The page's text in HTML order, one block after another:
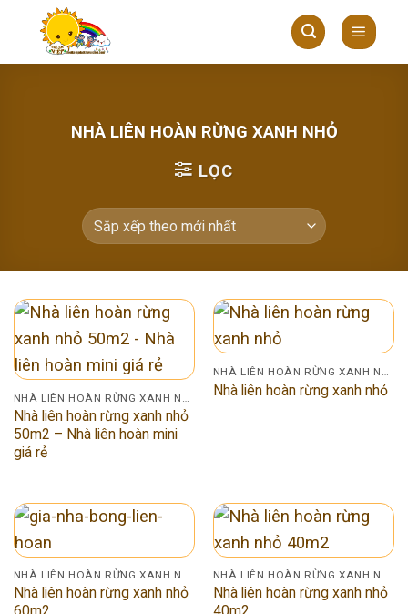
content
NHÀ LIÊN HOÀN RỪNG XANH NHỎ
LỌC
Nhà liên hoàn rừng xanh nhỏ
50m2 – Nhà liên hoàn mini
giá rẻ
Nhà liên hoàn rừng xanh nhỏ
NHÀ LIÊN HOÀN RỪNG XANH NHỎ
Nhà liên hoàn rừng xanh nhỏ
NHÀ LIÊN HOÀN RỪNG XANH NHỎ
Nhà liên hoàn rừng xanh nhỏ